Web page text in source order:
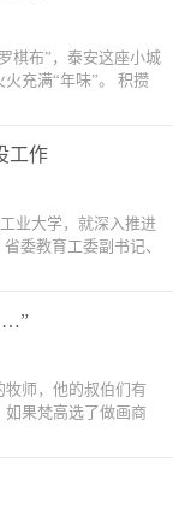
棋布”，泰安这座小城
充满“年味”。 积攒
工作
业大学，就深入推进
委教育工委副书记、
师，他的叔伯们有
果梵高选了做画商